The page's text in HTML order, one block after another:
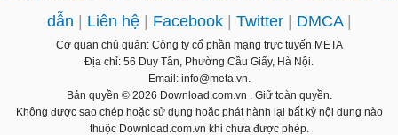
dẫn
Liên hệ Facebook Twitter DMCA
Cơ quan chủ quản: Công ty cổ phần mạng trực tuyến META
Địa chỉ: 56 Duy Tân, Phường Cầu Giấy, Hà Nội.
Email: info@meta.vn.
Bản quyền © 2026 Download.com.vn . Giữ toàn quyền.
Không được sao chép hoặc sử dụng hoặc phát hành lại bất kỳ nội dung nào
thuộc Download.com.vn khi chưa được phép.